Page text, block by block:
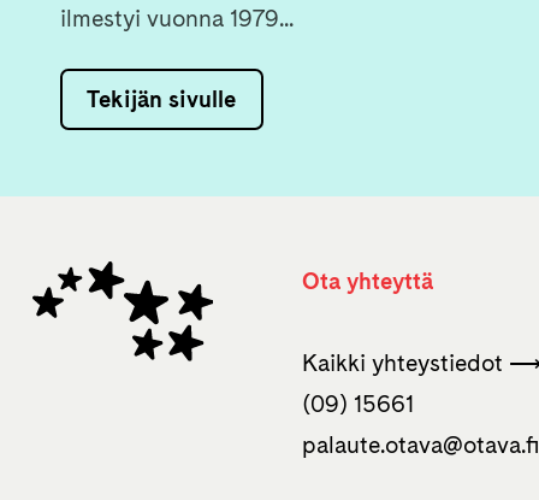
ilmestyi vuonna 1979...
Tekijän sivulle
Ota yhteyttä
Kaikki yhteystiedot
(09) 15661